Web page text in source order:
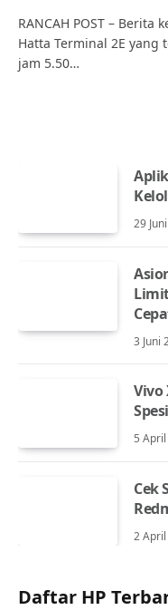
RANCAH POST – Berita
Hatta Terminal 2E
jam 5.50…
29
3 Juni
Vivo
5
Cek
2
Daftar HP